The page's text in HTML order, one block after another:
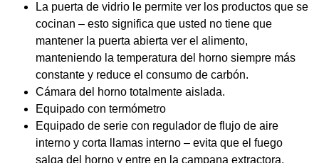
La puerta de vidrio le permite ver los productos que se
cocinan – esto significa que usted no tiene que
mantener la puerta abierta ver el alimento,
manteniendo la temperatura del horno siempre más
constante y reduce el consumo de carbón.
Cámara del horno totalmente aislada.
Equipado con termómetro
Equipado de serie con regulador de flujo de aire
interno y corta llamas interno – evita que el fuego
salga del horno y entre en la campana extractora.